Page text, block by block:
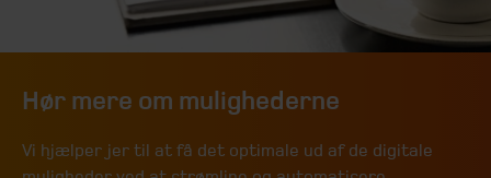
Hør mere om mulighederne
Vi hjælper jer til at få det optimale ud af de digitale